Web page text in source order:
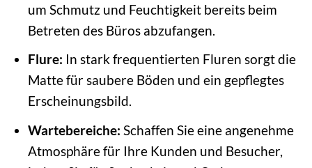
um Schmutz und Feuchtigkeit bereits beim
Betreten des Büros abzufangen.
Flure: In stark frequentierten Fluren sorgt die
Matte für saubere Böden und ein gepflegtes
Erscheinungsbild.
Wartebereiche: Schaffen Sie eine angenehme
Atmosphäre für Ihre Kunden und Besucher,